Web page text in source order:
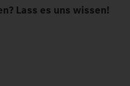
Lass es uns wissen!